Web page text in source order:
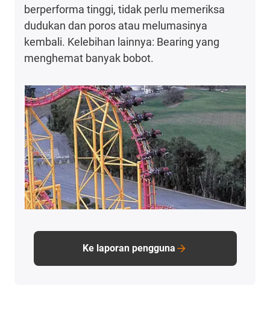
berperforma tinggi, tidak perlu memeriksa
dudukan dan poros atau melumasinya
kembali. Kelebihan lainnya: Bearing yang
menghemat banyak bobot.
Ke laporan pengguna